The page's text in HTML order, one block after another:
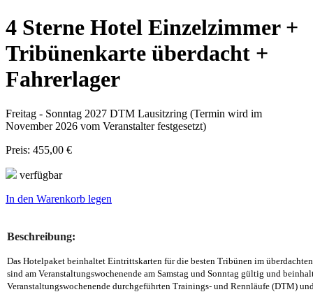
4 Sterne Hotel Einzelzimmer +
Tribünenkarte überdacht +
Fahrerlager
Freitag - Sonntag 2027 DTM Lausitzring (Termin wird im
November 2026 vom Veranstalter festgesetzt)
Preis: 455,00 €
verfügbar
In den Warenkorb legen
Beschreibung:
Das Hotelpaket beinhaltet Eintrittskarten für die besten Tribünen im
sind am Veranstaltungswochenende am Samstag und Sonntag gültig und
Veranstaltungswochenende durchgeführten Trainings- und Rennläufe (DTM)